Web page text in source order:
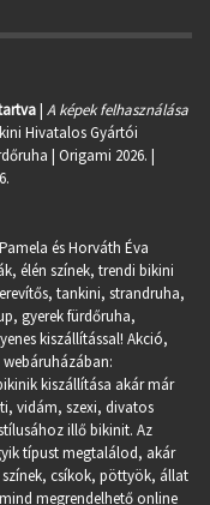
| A képek felhasználása
Hivatalos Gyártói
| Origami 2026. |
és Horváth Éva
élén színek, trendi bikini
tankini, strandruha,
gyerek fürdőruha,
kiszállítással! Akció,
kiszállítása akár már
vidám, szexi, divatos
illő bikinit. Az
típust megtalálod, akár
színek, csíkok, pöttyök, állat
megrendelhető online